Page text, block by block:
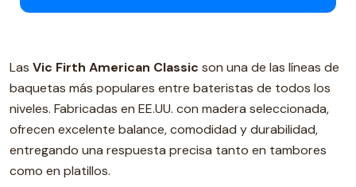
Las Vic Firth American Classic son una de las líneas de
baquetas más populares entre bateristas de todos los
niveles. Fabricadas en EE.UU. con madera seleccionada,
ofrecen excelente balance, comodidad y durabilidad,
entregando una respuesta precisa tanto en tambores
como en platillos.